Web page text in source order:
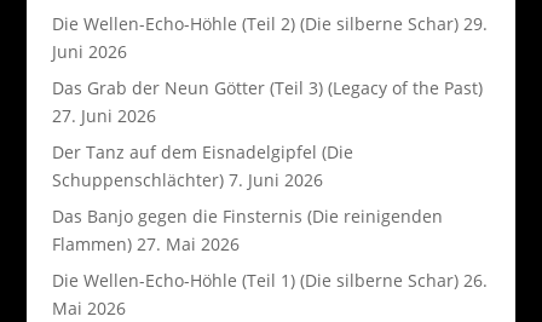
Die Wellen-Echo-Höhle (Teil 2) (Die silberne Schar) 29.
Juni 2026
Das Grab der Neun Götter (Teil 3) (Legacy of the Past)
27. Juni 2026
Der Tanz auf dem Eisnadelgipfel (Die
Schuppenschlächter) 7. Juni 2026
Das Banjo gegen die Finsternis (Die reinigenden
Flammen) 27. Mai 2026
Die Wellen-Echo-Höhle (Teil 1) (Die silberne Schar) 26.
Mai 2026